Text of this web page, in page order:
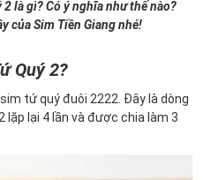
là gì? Có ý nghĩa như thế nào?
của Sim Tiền Giang nhé!
Quý 2?
tứ quý đuôi 2222. Đây là dòng
lại 4 lần và được chia làm 3